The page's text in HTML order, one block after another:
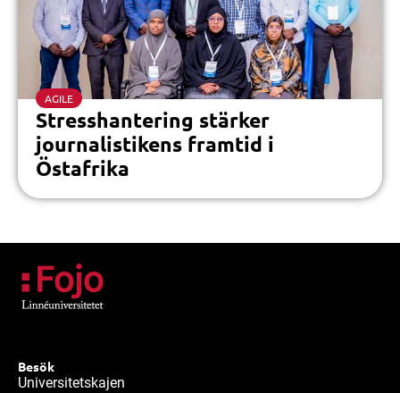
AGILE
Stresshantering stärker
journalistikens framtid i
Östafrika
Besök
Universitetskajen